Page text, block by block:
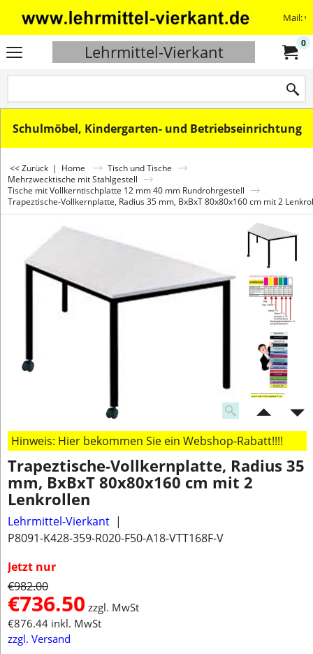
Mail:
Lehrmittel-Vierkant 0
Schulmöbel, Kindergarten- und Betriebseinrichtung
<< Zurück | Home
Tisch und Tische
Mehrzwecktische mit Stahlgestell
Tische mit Vollkerntischplatte 12 mm 40 mm Rundrohrgestell
Trapeztische-Vollkernplatte, Radius 35 mm, BxBxT 80x80x160 cm mit 2
Hinweis: Hier bekommen Sie ein Webshop-Rabatt!!!!
Trapeztische-Vollkernplatte, Radius 35
mm, BxBxT 80x80x160 cm mit 2
Lenkrollen
Lehrmittel-Vierkant
P8091-K428-359-R020-F50-A18-VTT168F-V
Jetzt nur
€982.00
€736.50 zzgl. MwSt
€876.44 inkl. MwSt
zzgl. Versand